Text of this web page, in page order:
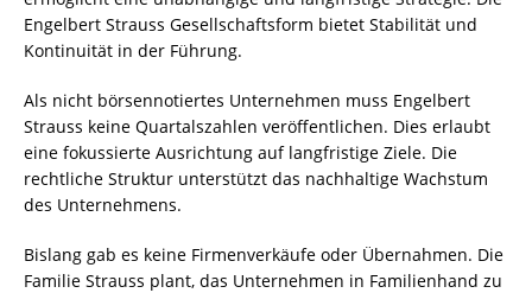
Engelbert Strauss Gesellschaftsform bietet Stabilität und
Kontinuität in der Führung.
Als nicht börsennotiertes Unternehmen muss Engelbert
Strauss keine Quartalszahlen veröffentlichen. Dies erlaubt
eine fokussierte Ausrichtung auf langfristige Ziele. Die
rechtliche Struktur unterstützt das nachhaltige Wachstum
des Unternehmens.
Bislang gab es keine Firmenverkäufe oder Übernahmen. Die
Familie Strauss plant, das Unternehmen in Familienhand zu